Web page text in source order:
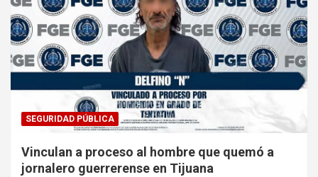
SEGURIDAD PÚBLICA
Vinculan a proceso al hombre que quemó a
jornalero guerrerense en Tijuana